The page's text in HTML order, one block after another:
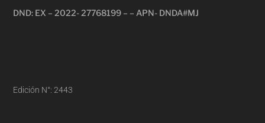
DND: EX – 2022- 27768199 – – APN- DNDA#MJ
Edición N°: 2443